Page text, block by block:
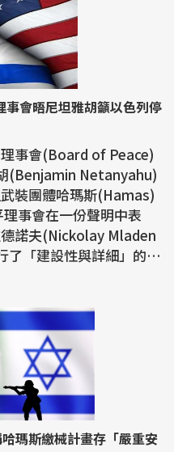
事會晤尼坦雅胡籲以色列停
事會(Board of Peace)
(Benjamin Netanyahu)
裝團體哈瑪斯(Hamas)
諾夫(Nickolay Mladen
了「建設性與詳細」的會
瑪斯繳械計畫存「嚴重安